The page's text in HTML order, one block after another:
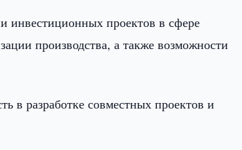
инвестиционных проектов в сфере
производства, а также возможности
в разработке совместных проектов и